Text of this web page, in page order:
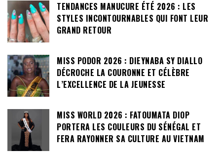
TENDANCES MANUCURE ÉTÉ 2026 : LES
STYLES INCONTOURNABLES QUI FONT LEUR
GRAND RETOUR
MISS PODOR 2026 : DIEYNABA SY DIALLO
DÉCROCHE LA COURONNE ET CÉLÈBRE
L’EXCELLENCE DE LA JEUNESSE
MISS WORLD 2026 : FATOUMATA DIOP
PORTERA LES COULEURS DU SÉNÉGAL ET
FERA RAYONNER SA CULTURE AU VIETNAM